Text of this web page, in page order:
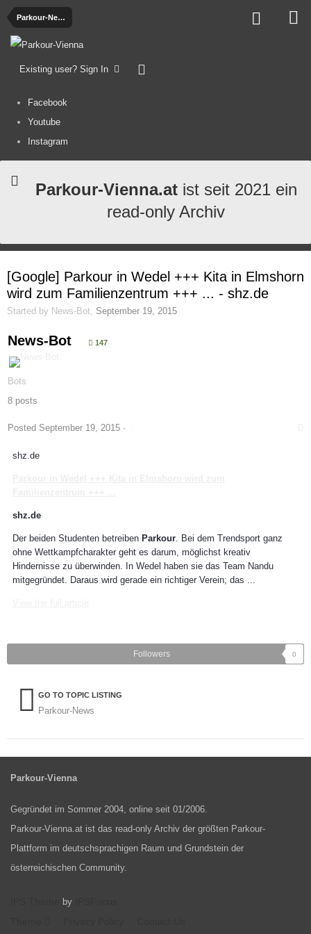
Parkour-News
Existing user? Sign In
Facebook
Youtube
Instagram
Parkour-Vienna.atist seit 2021 ein
read-only Archiv
[Google] Parkour in Wedel +++ Kita in Elmshorn
wird zum Familienzentrum +++ ... - shz.de
Started by News-Bot September 19, 2015
News-Bot 147
Bots
8 posts
Posted September 19, 2015 ·
shz.de
shz.de
Der beiden Studenten betreiben Parkour . Bei dem Trendsport ganz
ohne Wettkampfcharakter geht es darum, möglichst kreativ
Hindernisse zu überwinden. In Wedel haben sie das Team Nandu
mitgegründet. Daraus wird gerade ein richtiger Verein; das ...
Followers 0
GO TO TOPIC LISTING
Parkour-News
Parkour-Vienna
Gegründet im Sommer 2004, online seit 01/2006.
Parkour-Vienna.at ist das read-only Archiv der größten Parkour-
Plattform im deutschsprachigen Raum und Grundstein der
österreichischen Community.
by